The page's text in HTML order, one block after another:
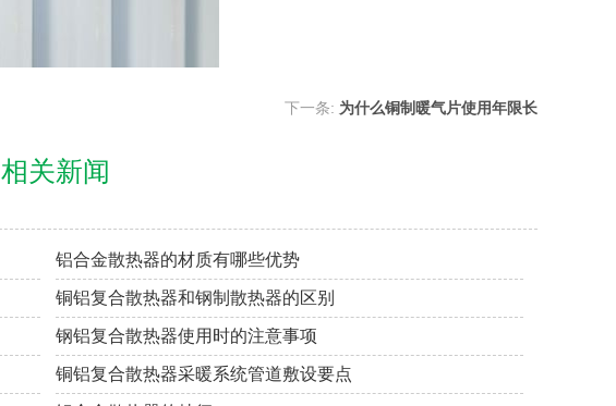
下一条: 为什么铜制暖气片使用年限长
相关新闻
铝合金散热器的材质有哪些优势
铜铝复合散热器和钢制散热器的区别
钢铝复合散热器使用时的注意事项
铜铝复合散热器采暖系统管道敷设要点